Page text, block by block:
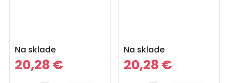
Na sklade
Cena
20,28 €
Na sklade
Cena
20,28 €